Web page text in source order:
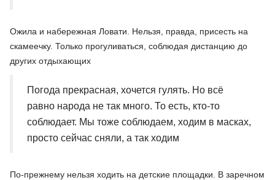
Ожила и набережная Ловати. Нельзя, правда, присесть на
скамеечку. Только прогуливаться, соблюдая дистанцию до
других отдыхающих
Погода прекрасная, хочется гулять. Но всё
равно народа не так много. То есть, кто-то
соблюдает. Мы тоже соблюдаем, ходим в масках,
просто сейчас сняли, а так ходим
По-прежнему нельзя ходить на детские площадки. В заречном